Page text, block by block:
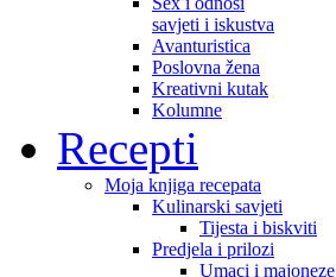
savjeti i iskustva
Avanturistica
Poslovna žena
Kreativni kutak
Kolumne
Recepti
Moja knjiga recepata
Kulinarski savjeti
Tijesta i biskviti
Predjela i prilozi
Umaci i majoneze